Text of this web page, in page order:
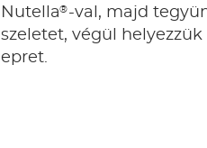
Nutella® -val, majd
szeletet, végül
epret.